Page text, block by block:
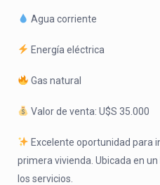
Agua corriente
Energía eléctrica
Gas natural
Valor de venta: U$S 35.000
Excelente oportunidad para
primera vivienda. Ubicada en
los servicios.